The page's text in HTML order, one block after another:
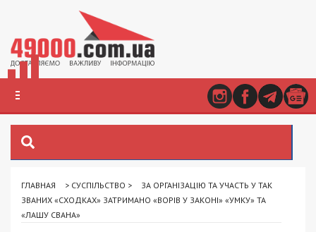
ГЛАВНАЯ > СУСПІЛЬСТВО >
ЗА ОРГАНІЗАЦІЮ ТА УЧАСТЬ У ТАК
ЗВАНИХ «СХОДКАХ» ЗАТРИМАНО «ВОРІВ У ЗАКОНІ» «УМКУ» ТА
«ЛАШУ СВАНА»